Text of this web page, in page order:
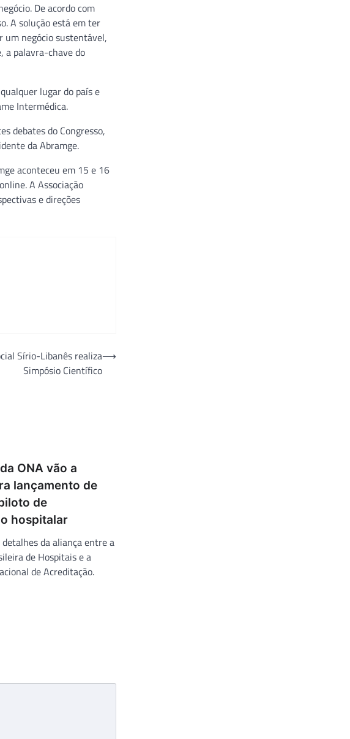
De acordo com
A solução está em ter
um negócio sustentável,
a palavra-chave do
lugar do país e
Intermédica.
debates do Congresso,
da Abramge.
aconteceu em 15 e 16
A Associação
e direções
Sírio-Libanês realiza
Simpósio Científico
⟶
ONA vão a
lançamento de
de
hospitalar
da aliança entre a
de Hospitais e a
de Acreditação.